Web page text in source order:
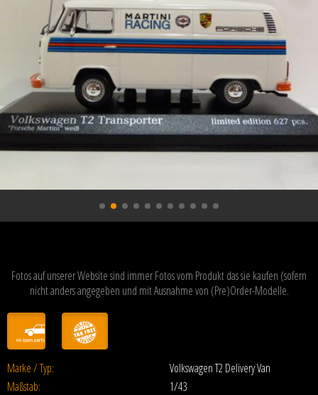
Fotos auf unserer Website sind immer Fotos vom Produkt das sie kaufen (sofern
nicht anders angegeben und mit Ausnahme von (Pre)Order-Modelle.
Marke / Typ:
Volkswagen T2 Delivery Van
Maßstab:
1/43